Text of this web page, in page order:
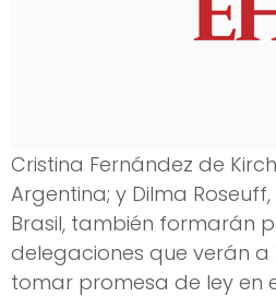
Cristina Fernández de
Argentina; y Dilma
Brasil, también formarán
delegaciones que verán
tomar promesa de ley en